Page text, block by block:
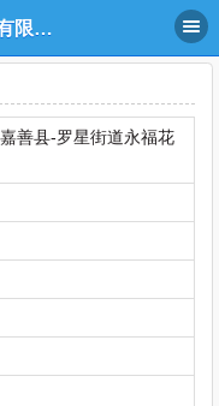
嘉兴弘扬健身服务有限公司
善县-罗星街道永福花